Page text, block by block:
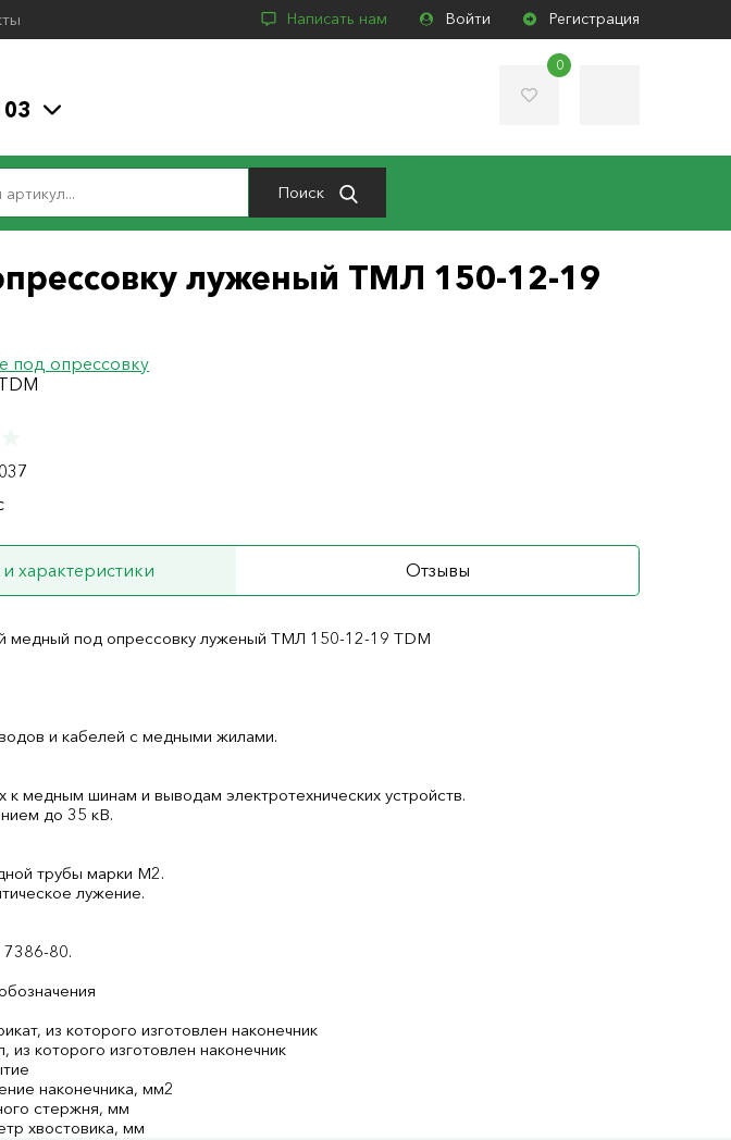
Написать нам Войти Регистрация
0
Поиск
луженый ТМЛ 150-12-19
под опрессовку
характеристики Отзывы
медный под опрессовку луженый ТМЛ 150-12-19 TDM
и кабелей с медными жилами.
к медным шинам и выводам электротехнических устройств.
до 35 кВ.
трубы марки М2.
лужение.
80.
из которого изготовлен наконечник
которого изготовлен наконечник
наконечника, мм2
стержня, мм
хвостовика, мм